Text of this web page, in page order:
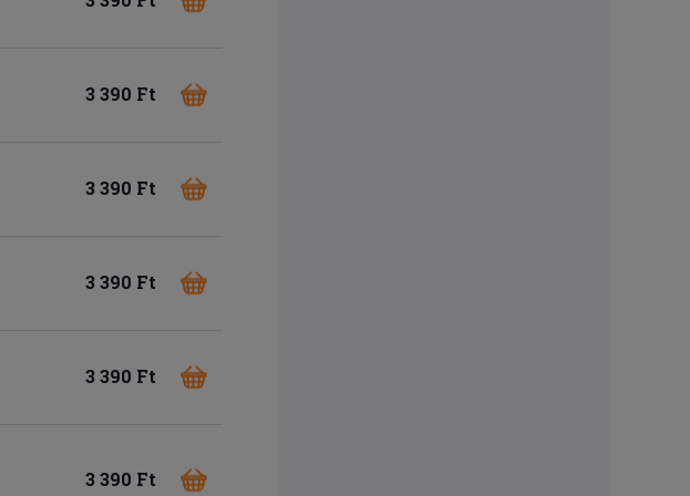
3 390 Ft
3 390 Ft
3 390 Ft
3 390 Ft
3 390 Ft